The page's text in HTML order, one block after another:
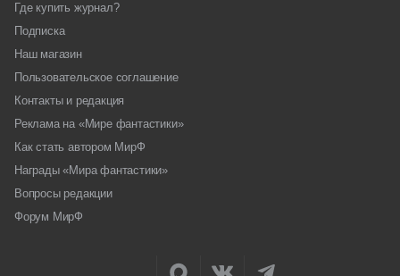
Где купить журнал?
Подписка
Наш магазин
Пользовательское соглашение
Контакты и редакция
Реклама на «Мире фантастики»
Как стать автором МирФ
Награды «Мира фантастики»
Вопросы редакции
Форум МирФ